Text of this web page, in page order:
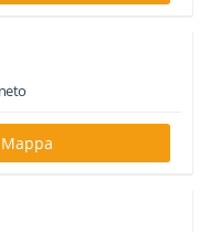
Mappa